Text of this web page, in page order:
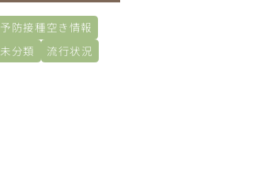
予防接種空き情報
未分類
流行状況